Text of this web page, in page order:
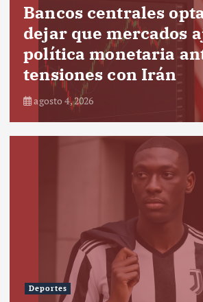
Bancos centrales
dejar que mercados
política monetaria
tensiones con Irán
agosto 4, 2026
Deportes